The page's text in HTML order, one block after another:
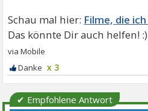
Filme, die
x 3
✔ Empfohlene Antwort